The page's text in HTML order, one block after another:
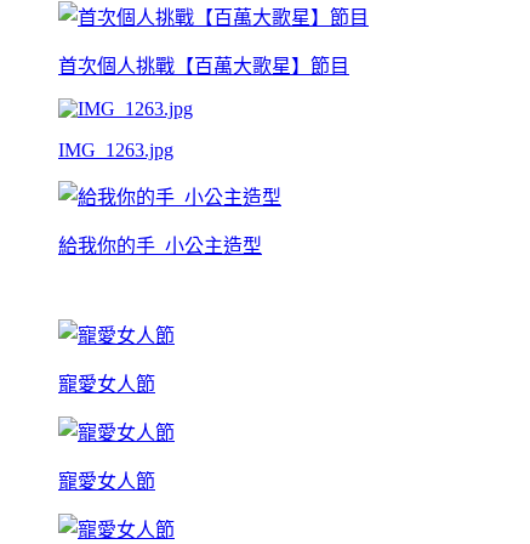
首次個人挑戰【百萬大歌星】節目
IMG_1263.jpg
給我你的手_小公主造型
寵愛女人節
寵愛女人節